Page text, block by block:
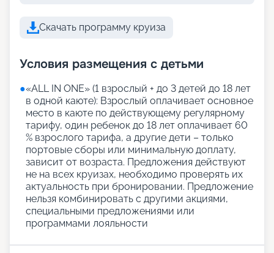
Скачать программу круиза
Условия размещения с детьми
●«АLL IN ONE» (1 взрослый + до 3 детей до 18 лет
в одной каюте): Взрослый оплачивает основное
место в каюте по действующему регулярному
тарифу, один ребенок до 18 лет оплачивает 60
% взрослого тарифа, а другие дети – только
портовые сборы или минимальную доплату,
зависит от возраста. Предложения действуют
не на всех круизах, необходимо проверять их
актуальность при бронировании. Предложение
нельзя комбинировать с другими акциями,
специальными предложениями или
программами лояльности